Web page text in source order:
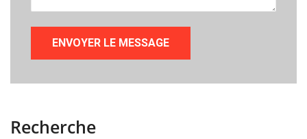
Recherche